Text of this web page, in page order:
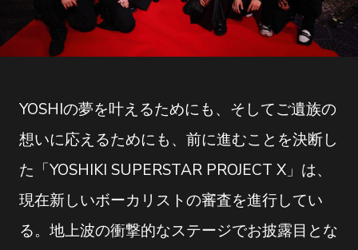
YOSHIの夢を叶えるためにも、そしてご遺族の
想いに応えるためにも、前に進むことを決断し
た「YOSHIKI SUPERSTAR PROJECT X」は、
現在新しいボーカリストの審査を進行してい
る。地上波の衝撃的なステージでお披露目とな